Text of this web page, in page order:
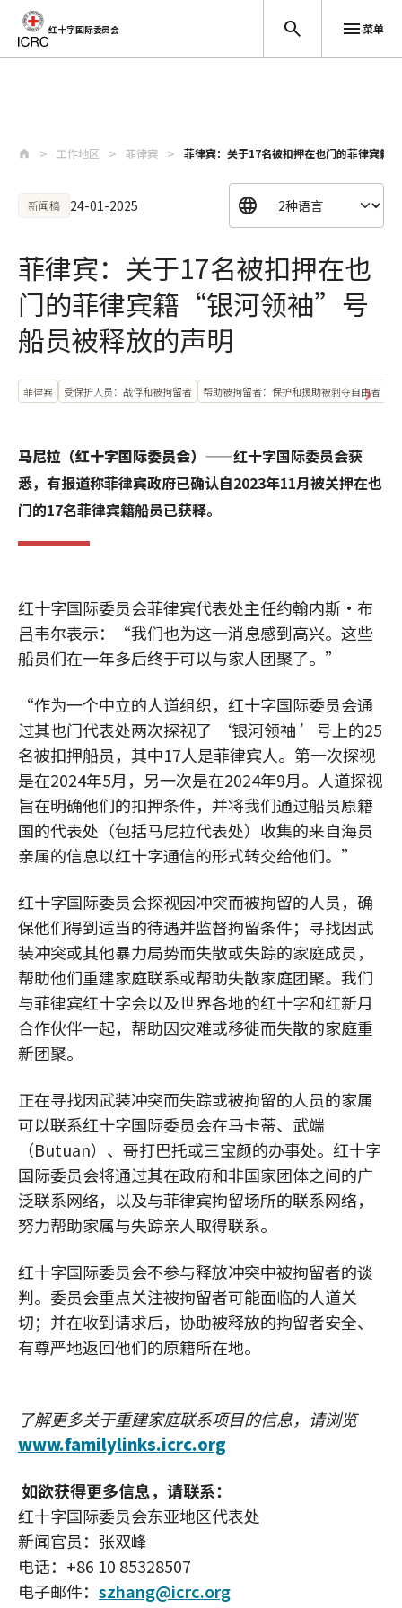
红十字国际委员会 菜单
工作地区 菲律宾 菲律宾：关于17名被扣押在也门的菲律宾籍
新闻稿 24-01-2025
菲律宾：关于17名被扣押在也
门的菲律宾籍“银河领袖”号
船员被释放的声明
菲律宾 受保护人员：战俘和被拘留者 帮助被拘留者：保护和援助被剥夺自由者
马尼拉（红十字国际委员会） ——红十字国际委员会获
悉，有报道称菲律宾政府已确认自2023年11月被关押在也
门的17名菲律宾籍船员已获释。
红十字国际委员会菲律宾代表处主任约翰内斯·布
吕韦尔表示：“我们也为这一消息感到高兴。这些
船员们在一年多后终于可以与家人团聚了。”
“作为一个中立的人道组织，红十字国际委员会通
过其也门代表处两次探视了 ‘银河领袖 ’号上的25
名被扣押船员，其中17人是菲律宾人。第一次探视
是在2024年5月，另一次是在2024年9月。人道探视
旨在明确他们的扣押条件，并将我们通过船员原籍
国的代表处（包括马尼拉代表处）收集的来自海员
亲属的信息以红十字通信的形式转交给他们。”
红十字国际委员会探视因冲突而被拘留的人员，确
保他们得到适当的待遇并监督拘留条件；寻找因武
装冲突或其他暴力局势而失散或失踪的家庭成员，
帮助他们重建家庭联系或帮助失散家庭团聚。我们
与菲律宾红十字会以及世界各地的红十字和红新月
合作伙伴一起，帮助因灾难或移徙而失散的家庭重
新团聚。
正在寻找因武装冲突而失踪或被拘留的人员的家属
可以联系红十字国际委员会在马卡蒂、武端
（Butuan）、哥打巴托或三宝颜的办事处。红十字
国际委员会将通过其在政府和非国家团体之间的广
泛联系网络，以及与菲律宾拘留场所的联系网络，
努力帮助家属与失踪亲人取得联系。
红十字国际委员会不参与释放冲突中被拘留者的谈
判。委员会重点关注被拘留者可能面临的人道关
切；并在收到请求后，协助被释放的拘留者安全、
有尊严地返回他们的原籍所在地。
了解更多关于重建家庭联系项目的信息，请浏览
www.familylinks.icrc.org
如欲获得更多信息，请联系：
红十字国际委员会东亚地区代表处
新闻官员：张双峰
电话：+86 10 85328507
电子邮件： szhang@icrc.org